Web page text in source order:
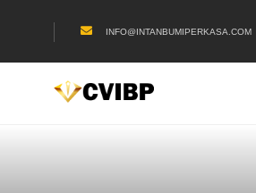
INFO@INTANBUMIPERKASA.COM